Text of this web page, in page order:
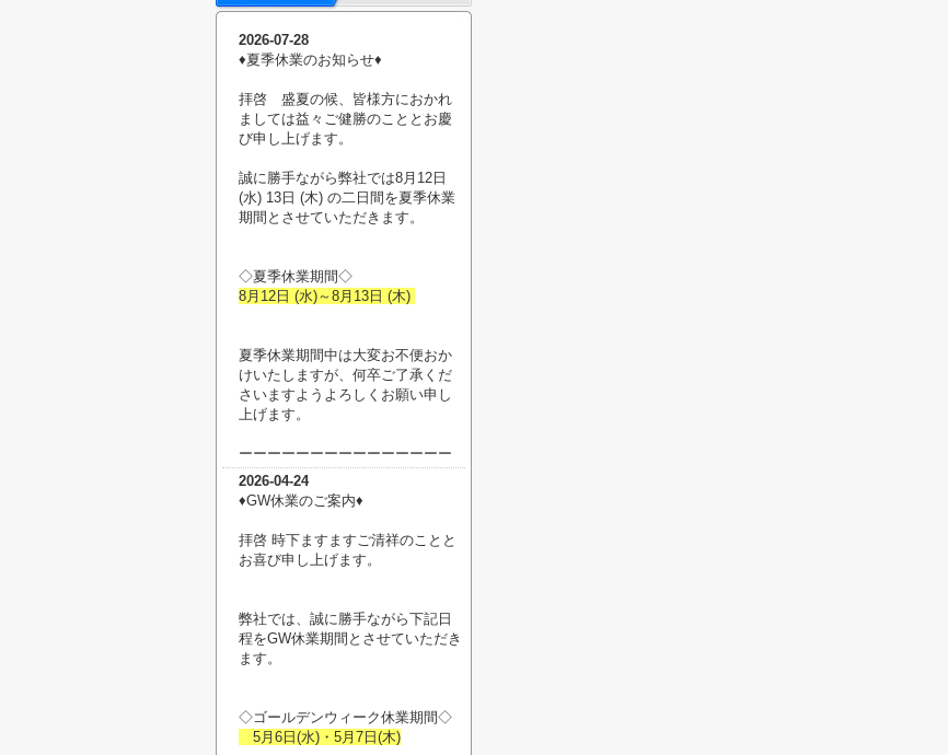
2026-07-28
♦︎夏季休業のお知らせ♦︎
拝啓 盛夏の候、皆様方におかれ
ましては益々ご健勝のこととお慶
び申し上げます。
誠に勝手ながら弊社では8月12日
(水) 13日 (木) の二日間を夏季休業
期間とさせていただきます。
◇夏季休業期間◇
8月12日 (水)～8月13日 (木)
夏季休業期間中は大変お不便おか
けいたしますが、何卒ご了承くだ
さいますようよろしくお願い申し
上げます。
ーーーーーーーーーーーーーーー
2026-04-24
♦︎GW休業のご案内♦︎
拝啓 時下ますますご清祥のことと
お喜び申し上げます。
弊社では、誠に勝手ながら下記日
程をGW休業期間とさせていただき
ます。
◇ゴールデンウィーク休業期間◇
5月6日(水)・5月7日(木)